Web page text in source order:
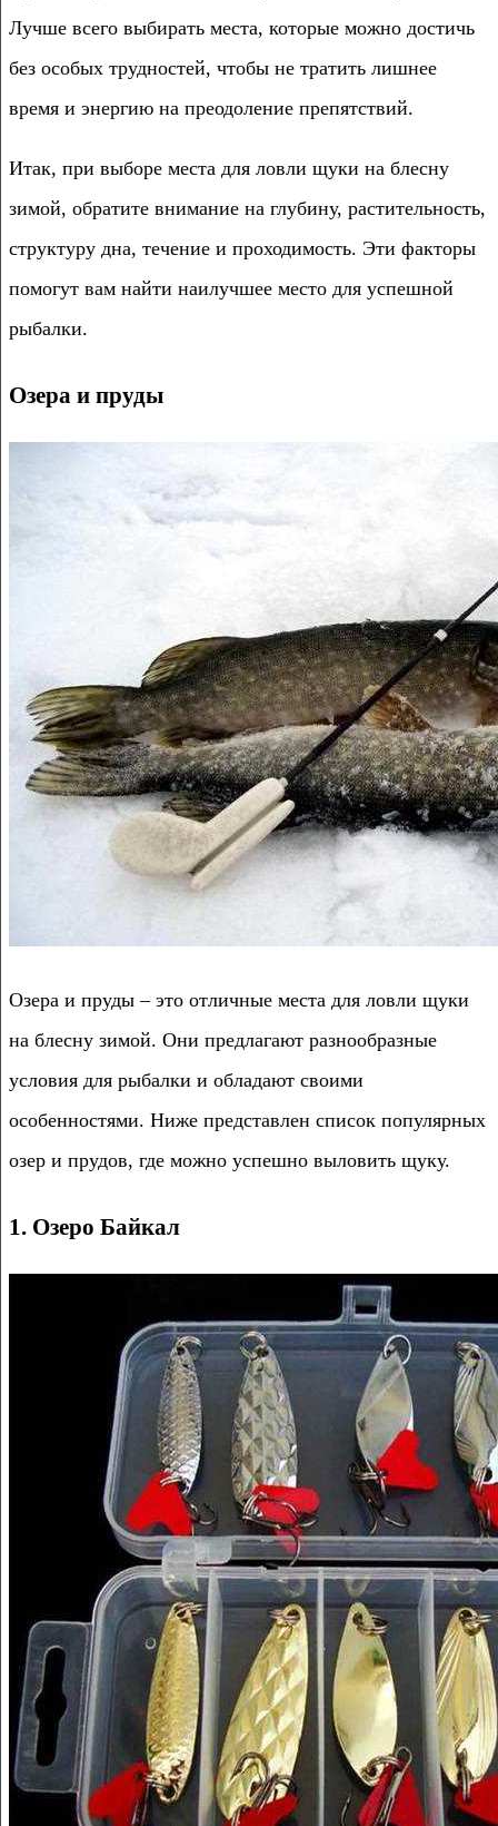
Лучше всего выбирать места, которые можно достичь
без особых трудностей, чтобы не тратить лишнее
время и энергию на преодоление препятствий.
Итак, при выборе места для ловли щуки на блесну
зимой, обратите внимание на глубину, растительность,
структуру дна, течение и проходимость. Эти факторы
помогут вам найти наилучшее место для успешной
рыбалки.
Озера и пруды
Озера и пруды – это отличные места для ловли щуки
на блесну зимой. Они предлагают разнообразные
условия для рыбалки и обладают своими
особенностями. Ниже представлен список популярных
озер и прудов, где можно успешно выловить щуку.
1. Озеро Байкал